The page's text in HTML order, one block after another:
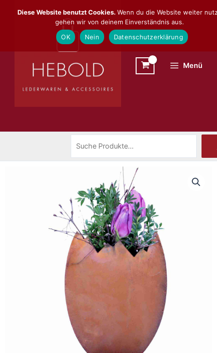
Inhalt
Menü
Diese Website benutzt Cookies. Wenn du die Website weiter
gehen wir von deinem Einverständnis aus.
OK
Nein Datenschutzerklärung